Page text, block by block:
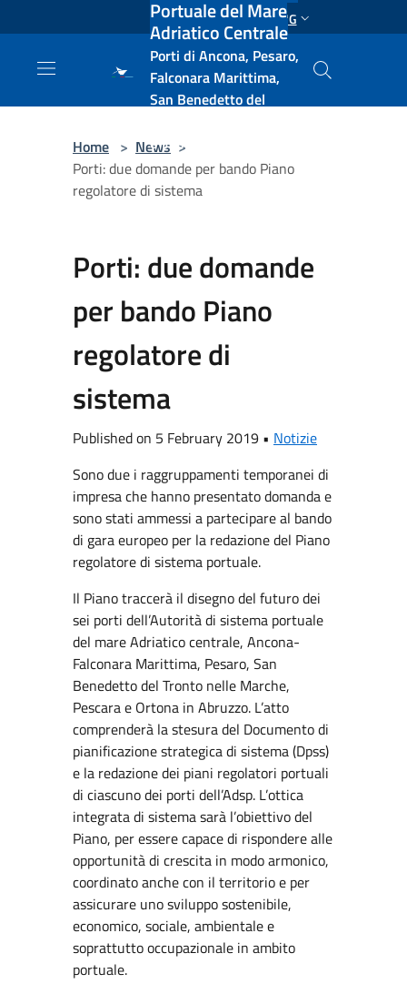
Salta al contenuto principale ENG
Portuale del Mare
Adriatico Centrale
Porti di Ancona, Pesaro,
Falconara Marittima,
San Benedetto del
e Vasto
Home > News >
Porti: due domande per bando Piano
regolatore di sistema
Porti: due domande
per bando Piano
regolatore di
sistema
Published on 5 February 2019 • Notizie
Sono due i raggruppamenti temporanei di
impresa che hanno presentato domanda e
sono stati ammessi a partecipare al bando
di gara europeo per la redazione del Piano
regolatore di sistema portuale.
Il Piano traccerà il disegno del futuro dei
sei porti dell’Autorità di sistema portuale
del mare Adriatico centrale, Ancona-
Falconara Marittima, Pesaro, San
Benedetto del Tronto nelle Marche,
Pescara e Ortona in Abruzzo. L’atto
comprenderà la stesura del Documento di
pianificazione strategica di sistema (Dpss)
e la redazione dei piani regolatori portuali
di ciascuno dei porti dell’Adsp. L’ottica
integrata di sistema sarà l’obiettivo del
Piano, per essere capace di rispondere alle
opportunità di crescita in modo armonico,
coordinato anche con il territorio e per
assicurare uno sviluppo sostenibile,
economico, sociale, ambientale e
soprattutto occupazionale in ambito
portuale.